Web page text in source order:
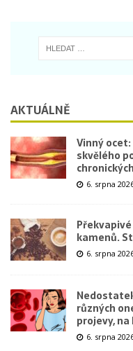
AKTUÁLNĚ
Vinný
skvělého
6. srpna
kamenů.
6. srpna
různých
projevy,
6. srpna